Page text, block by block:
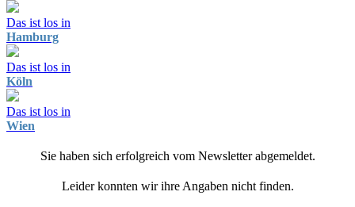
Das ist los in
Hamburg
Das ist los in
Köln
Das ist los in
Wien
Sie haben sich erfolgreich vom Newsletter abgemeldet.
Leider konnten wir ihre Angaben nicht finden.